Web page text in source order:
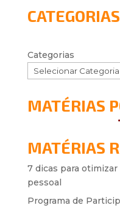
CATEGORIAS
Categorias
MATÉRIAS
MATÉRIAS
7 dicas para
pessoal
Programa de